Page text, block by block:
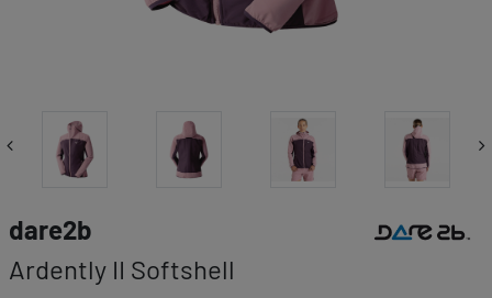
dare2b
Ardently II Softshell
Link zur